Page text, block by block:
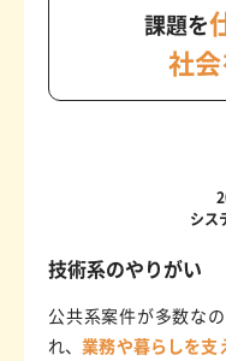
課題を
社
シス
技術系のやりがい
公共系案件が多数な
れ、業務や暮らしを支